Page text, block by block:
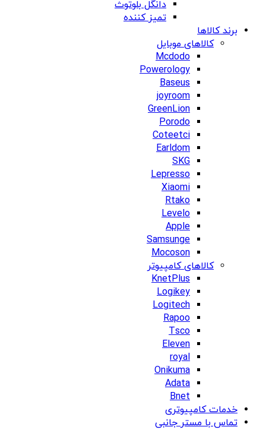
دانگل بلوتوث
تمیز کننده
برند کالاها
کالاهای موبایل
Mcdodo
Powerology
Baseus
joyroom
GreenLion
Porodo
Coteetci
Earldom
SKG
Lepresso
Xiaomi
Rtako
Levelo
Apple
Samsunge
Mocoson
کالاهای کامپیوتر
KnetPlus
Logikey
Logitech
Rapoo
Tsco
Eleven
royal
Onikuma
Adata
Bnet
خدمات کامپیوتری
تماس با مستر جانبی